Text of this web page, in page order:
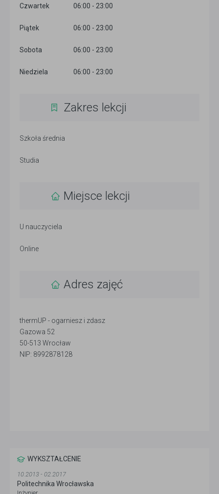
Czwartek 06:00 - 23:00
Piątek 06:00 - 23:00
Sobota 06:00 - 23:00
Niedziela 06:00 - 23:00
Zakres lekcji
Szkoła średnia
Studia
Miejsce lekcji
U nauczyciela
Online
Adres zajęć
thermUP - ogarniesz i zdasz
Gazowa 52
50-513 Wrocław
NIP: 8992878128
WYKSZTAŁCENIE
10.2013 - 02.2017
Politechnika Wrocławska